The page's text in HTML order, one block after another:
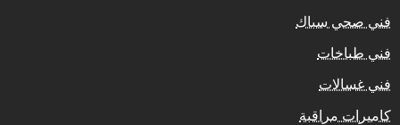
فني صحي سباك
فني طباخات
فني غسالات
كاميرات مراقبة